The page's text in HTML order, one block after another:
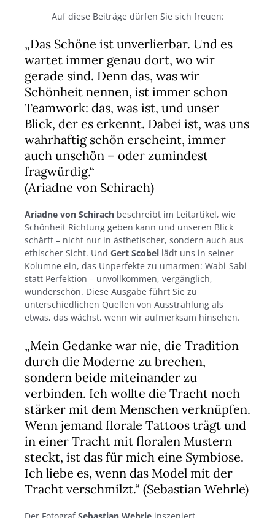
Auf diese Beiträge dürfen Sie sich freuen:
„Das Schöne ist unverlierbar. Und es
wartet immer genau dort, wo wir
gerade sind. Denn das, was wir
Schönheit nennen, ist immer schon
Teamwork: das, was ist, und unser
Blick, der es erkennt. Dabei ist, was uns
wahrhaftig schön erscheint, immer
auch unschön – oder zumindest
fragwürdig.“
(Ariadne von Schirach)
Ariadne von Schirach beschreibt im Leitartikel, wie
Schönheit Richtung geben kann und unseren Blick
schärft – nicht nur in ästhetischer, sondern auch aus
ethischer Sicht. Und Gert Scobel lädt uns in seiner
Kolumne ein, das Unperfekte zu umarmen: Wabi-Sabi
statt Perfektion – unvollkommen, vergänglich,
wunderschön. Diese Ausgabe führt Sie zu
unterschiedlichen Quellen von Ausstrahlung als
etwas, das wächst, wenn wir aufmerksam hinsehen.
„Mein Gedanke war nie, die Tradition
durch die Moderne zu brechen,
sondern beide miteinander zu
verbinden. Ich wollte die Tracht noch
stärker mit dem Menschen verknüpfen.
Wenn jemand florale Tattoos trägt und
in einer Tracht mit floralen Mustern
steckt, ist das für mich eine Symbiose.
Ich liebe es, wenn das Model mit der
Tracht verschmilzt.“ (Sebastian Wehrle)
Der FotografSebastian Wehrle inszeniert